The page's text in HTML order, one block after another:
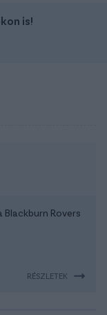
is!
Blackburn Rovers
RÉSZLETEK